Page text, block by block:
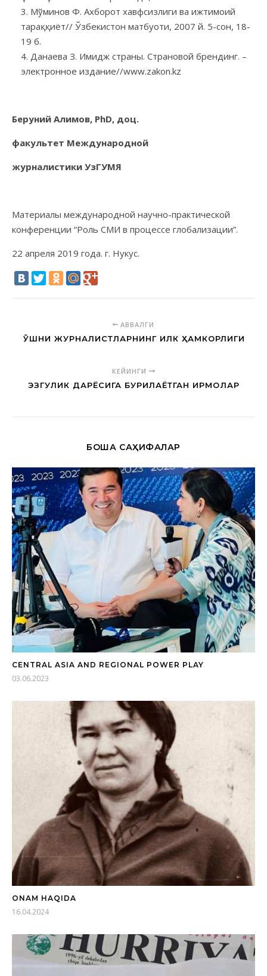
Мўминов Ф. Ахборот хавфсизлиги ва ижтимоий
тараққиёт// Ўзбекистон матбуоти, 2007 й. 5-сон, 18-
19 б.
Данаева З. Имидж страны. Страновой брендинг. –
электронное издание//www.zakon.kz
Беруний Алимов, PhD, доц.
факультет Международной
журналистики УзГУМЯ
Материалы международной научно-практической
конференции “Роль СМИ в процессе глобализации”.
22 апреля 2019 года. г. Нукус.
АВВАЛГИ
ҚЎШНИ ЖУРНАЛИСТЛАРНИНГ ИЛК ҲАМКОРЛИГИ
КЕЙИНГИ
ЭЗГУЛИК ДАРЁСИГА БУРИЛАЁТГАН ИРМОҚЛАР
БОШҚА САҲИФАЛАР
CENTRAL ASIA AND REGIONAL POWER PLAY
03.06.2023
ONAM HAQIDA
16.04.2024